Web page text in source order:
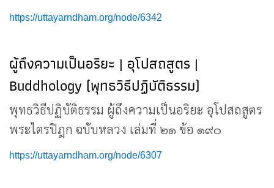
https://uttayarndham.org/node/6342
ผู้ถึงความเป็นอริยะ | อุโปสถสูตร |
Buddhology (พุทธวิธีปฏิบัติธรรม)
พุทธวิธีปฏิบัติธรรม ผู้ถึงความเป็นอริยะ อุโปสถสูตร
พระไตรปิฎก ฉบับหลวง เล่มที่ ๒๑ ข้อ ๑๙๐
https://uttayarndham.org/node/6307